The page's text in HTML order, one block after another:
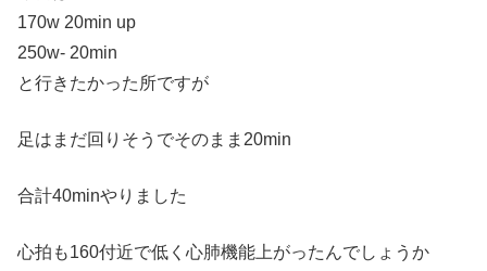
170w 20min up
250w- 20min
と行きたかった所ですが
足はまだ回りそうでそのまま20min
合計40minやりました
心拍も160付近で低く心肺機能上がったんでしょうか